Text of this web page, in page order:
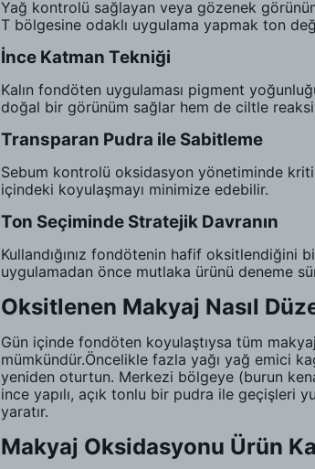
Yağ kontrolü sağlayan veya gözenek
T bölgesine odaklı uygulama yapmak ton
İnce Katman Tekniği
Kalın fondöten uygulaması pigment
doğal bir görünüm sağlar hem de ciltle
Transparan Pudra ile Sabitleme
Sebum kontrolü oksidasyon yönetiminde
içindeki koyulaşmayı minimize edebilir.
Ton Seçiminde Stratejik Davranın
Kullandığınız fondötenin hafif oksitlendiğini
uygulamadan önce mutlaka ürünü deneme
Oksitlenen Makyaj Nasıl
Gün içinde fondöten koyulaştıysa tüm
mümkündür.Öncelikle fazla yağı yağ emici
yeniden oturtun. Merkezi bölgeye (burun
ince yapılı, açık tonlu bir pudra ile geçişleri
yaratır.
Makyaj Oksidasyonu Ürün